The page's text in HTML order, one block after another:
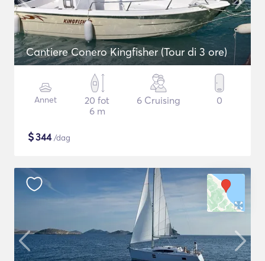
Cantiere Conero Kingfisher (Tour di 3 ore)
Annet
20 fot
6 m
6 Cruising 0
$344/dag